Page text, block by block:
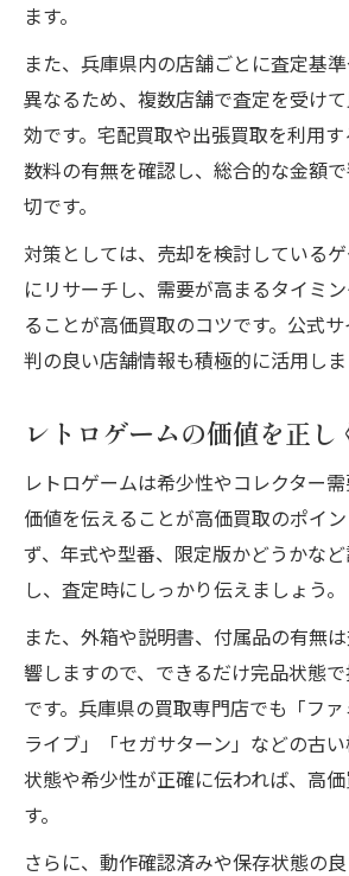
ます。
また、兵庫県内の店舗ごとに査定基
異なるため、複数店舗で査定を受け
効です。宅配買取や出張買取を利用
数料の有無を確認し、総合的な金額
切です。
対策としては、売却を検討している
にリサーチし、需要が高まるタイミ
ることが高価買取のコツです。公式
判の良い店舗情報も積極的に活用しま
レトロゲームの価値を正し
レトロゲームは希少性やコレクター
価値を伝えることが高価買取のポイ
ず、年式や型番、限定版かどうかな
し、査定時にしっかり伝えましょう。
また、外箱や説明書、付属品の有無
響しますので、できるだけ完品状態
です。兵庫県の買取専門店でも「フ
ライブ」「セガサターン」などの古い
状態や希少性が正確に伝われば、高
す。
さらに、動作確認済みや保存状態の